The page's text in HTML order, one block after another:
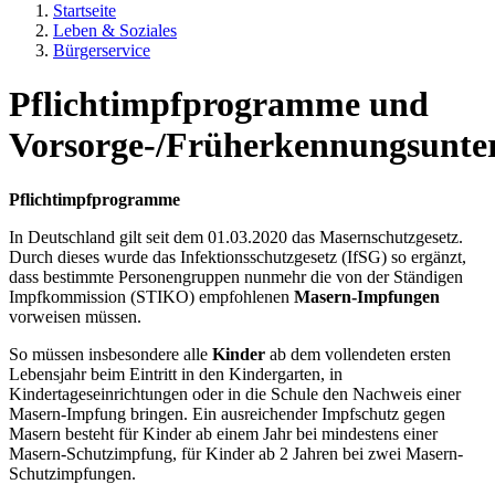
Startseite
Leben & Soziales
Bürgerservice
Pflichtimpfprogramme und
Vorsorge-/
Pflichtimpfprogramme
In Deutschland gilt seit dem 01.03.2020 das Masernschutzgesetz.
Durch dieses wurde das Infektionsschutzgesetz (IfSG) so ergänzt,
dass bestimmte Personengruppen nunmehr die von der Ständigen
Impfkommission (STIKO) empfohlenen Masern-Impfungen
vorweisen müssen.
So müssen insbesondere alle Kinder ab dem vollendeten ersten
Lebensjahr beim Eintritt in den Kindergarten, in
Kindertageseinrichtungen oder in die Schule den Nachweis einer
Masern-Impfung bringen. Ein ausreichender Impfschutz gegen
Masern besteht für Kinder ab einem Jahr bei mindestens einer
Masern-Schutzimpfung, für Kinder ab 2 Jahren bei zwei Masern-
Schutzimpfungen.